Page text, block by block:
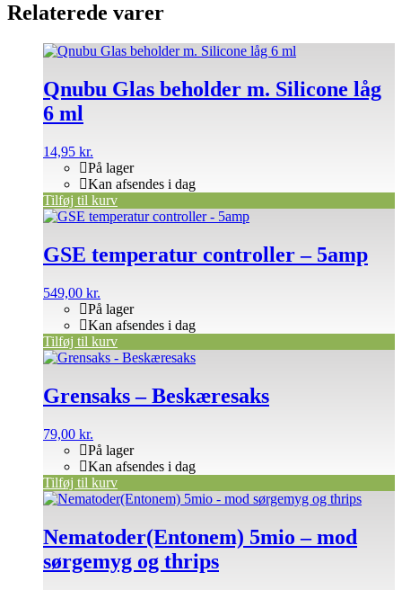
Relaterede varer
Qnubu Glas beholder m. Silicone låg
6 ml
14,95 kr.
På lager
Kan afsendes i dag
Tilføj til kurv
GSE temperatur controller – 5amp
549,00 kr.
På lager
Kan afsendes i dag
Tilføj til kurv
Grensaks – Beskæresaks
79,00 kr.
På lager
Kan afsendes i dag
Tilføj til kurv
Nematoder(Entonem) 5mio – mod
sørgemyg og thrips